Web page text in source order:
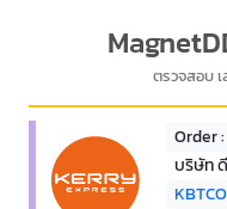
ตรวจสอบ
Order
บริษัท